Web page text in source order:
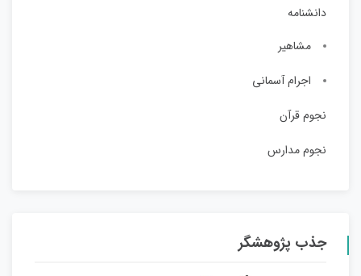
دانشنامه
مشاهیر
اجرام آسمانی
نجوم قرآن
نجوم مدارس
جذب پژوهشگر